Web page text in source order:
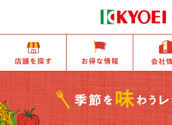
店舗を探す お得な情報